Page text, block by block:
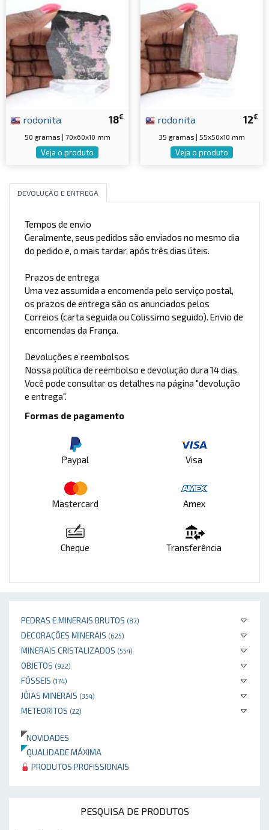
PEDRAS E MINERAIS BRUTOS (87)
DECORAÇÕES MINERAIS (625)
MINERAIS CRISTALIZADOS (554)
OBJETOS (922)
FÓSSEIS (174)
JÓIAS MINERAIS (354)
METEORITOS (22)
NOVIDADES
QUALIDADE MÁXIMA
PRODUTOS PROFISSIONAIS
PESQUISA DE PRODUTOS
18€
rodonita
50 gramas | 70x60x10 mm
Veja o produto
12€
rodonita
35 gramas | 55x50x10 mm
Veja o produto
DEVOLUÇÃO E ENTREGA
Tempos de envio
Geralmente, seus pedidos são enviados no mesmo dia
do pedido e, o mais tardar, após três dias úteis.
Prazos de entrega
Uma vez assumida a encomenda pelo serviço postal,
os prazos de entrega são os anunciados pelos
Correios (carta seguida ou Colissimo seguido). Envio de
encomendas da França.
Devoluções e reembolsos
Nossa política de reembolso e devolução dura 14 dias.
Você pode consultar os detalhes na página "devolução
e entrega".
Formas de pagamento
Paypal Visa
Mastercard Amex
Cheque Transferência